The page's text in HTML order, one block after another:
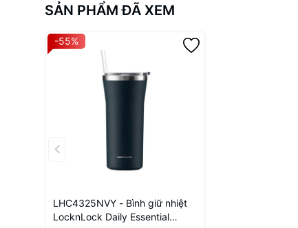
SẢN PHẨM ĐÃ XEM
-55%
LHC4325NVY - Bình giữ nhiệt
LocknLock Daily Essential